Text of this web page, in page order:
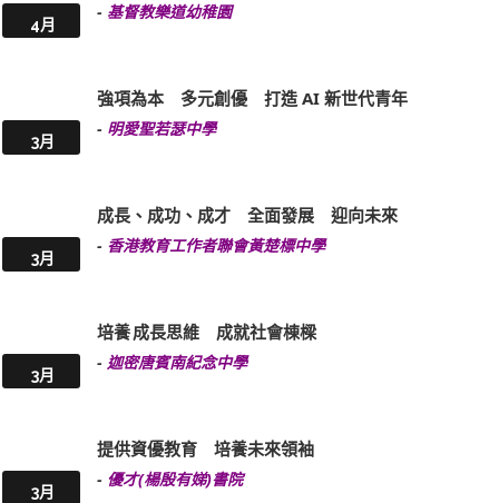
4月
- 基督教樂道幼稚園
3月
強項為本 多元創優 打造 AI 新世代青年
- 明愛聖若瑟中學
3月
成長、成功、成才 全面發展 迎向未來
- 香港教育工作者聯會黃楚標中學
3月
培養 成長思維 成就社會棟樑
- 迦密唐賓南紀念中學
3月
提供資優教育 培養未來領袖
- 優才(楊殷有娣)書院